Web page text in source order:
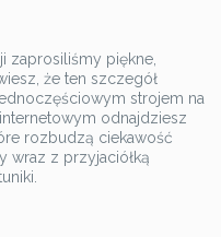
zaprosiliśmy piękne,
że ten szczegół
strojem na
odnajdziesz
rozbudzą ciekawość
wraz z przyjaciółką